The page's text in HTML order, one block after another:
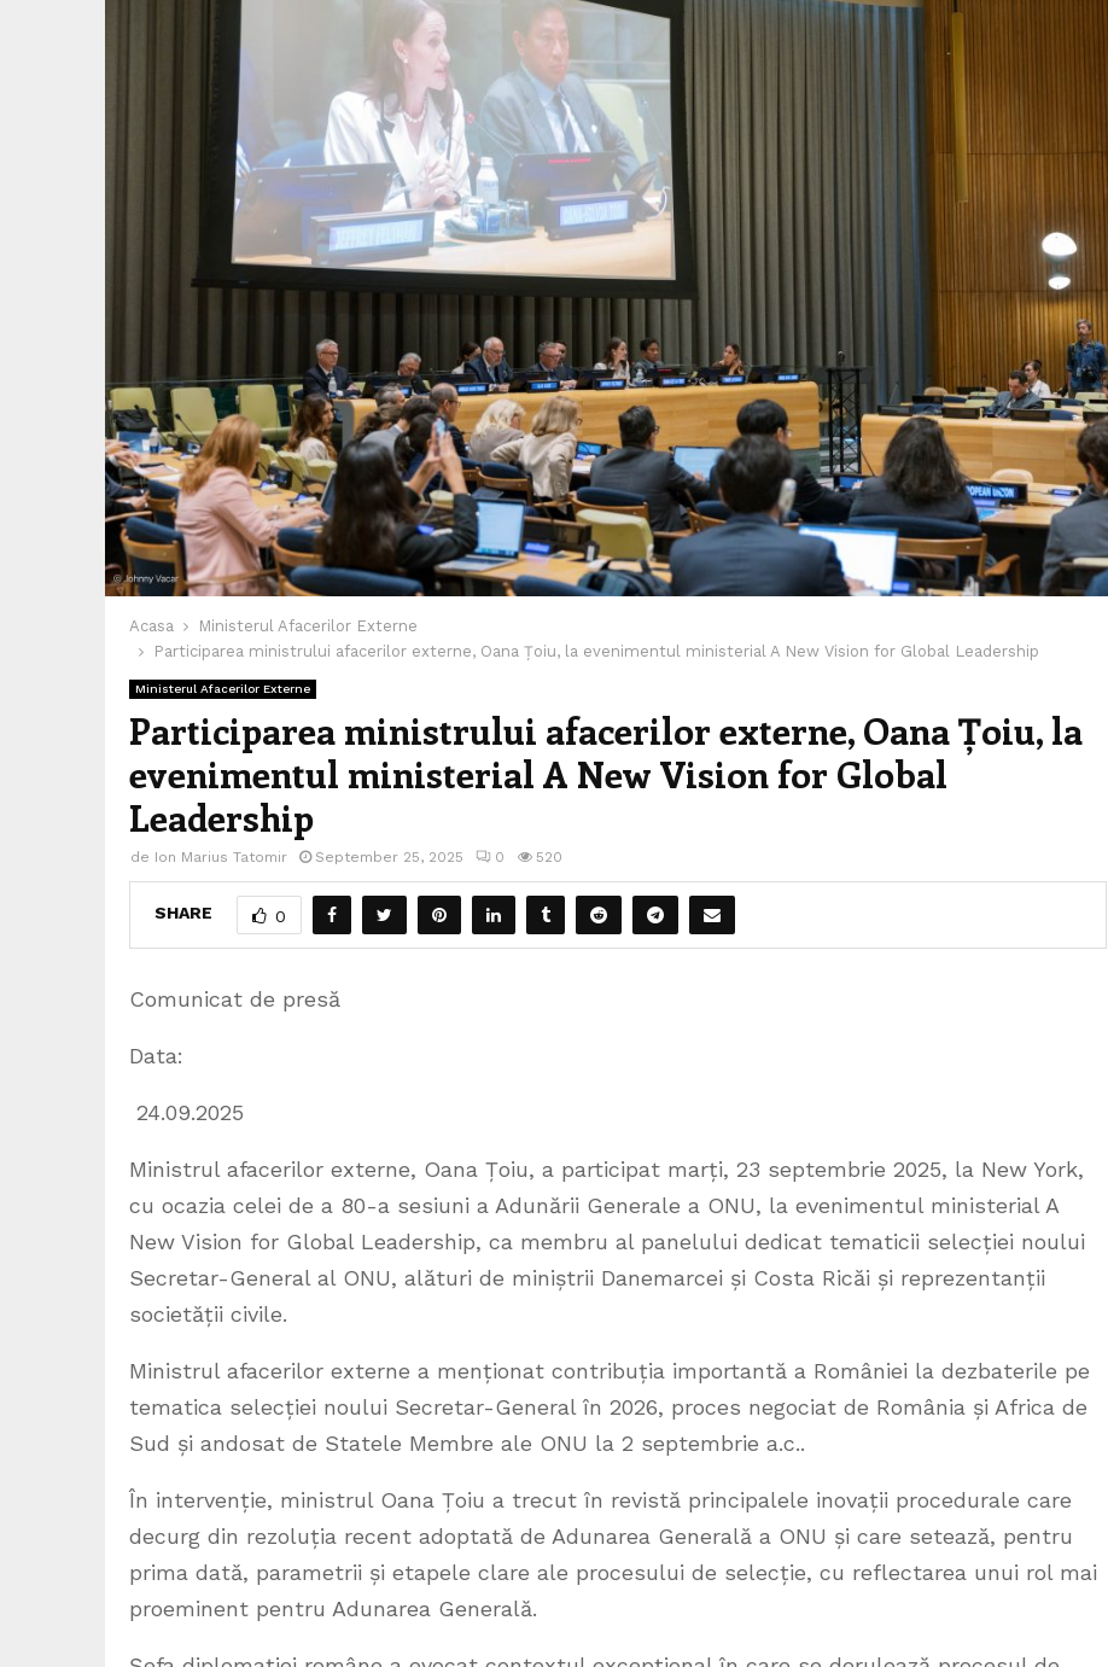
Acasa
Ministerul Afacerilor Externe
Participarea ministrului afacerilor externe, Oana Țoiu, la evenimentul ministerial A New Vision for Global Leadership
Ministerul Afacerilor Externe
Participarea ministrului afacerilor externe, Oana Țoiu, la
evenimentul ministerial A New Vision for Global
Leadership
de Ion Marius Tatomir September 25, 2025 0 520
SHARE 0
Comunicat de presă
Data:
24.09.2025
Ministrul afacerilor externe, Oana Țoiu, a participat marți, 23 septembrie 2025, la New York,
cu ocazia celei de a 80-a sesiuni a Adunării Generale a ONU, la evenimentul ministerial A
New Vision for Global Leadership, ca membru al panelului dedicat tematicii selecției noului
Secretar-General al ONU, alături de miniștrii Danemarcei și Costa Ricăi și reprezentanții
societății civile.
Ministrul afacerilor externe a menționat contribuția importantă a României la dezbaterile pe
tematica selecției noului Secretar-General în 2026, proces negociat de România și Africa de
Sud și andosat de Statele Membre ale ONU la 2 septembrie a.c..
În intervenție, ministrul Oana Țoiu a trecut în revistă principalele inovații procedurale care
decurg din rezoluția recent adoptată de Adunarea Generală a ONU și care setează, pentru
prima dată, parametrii și etapele clare ale procesului de selecție, cu reflectarea unui rol mai
proeminent pentru Adunarea Generală.